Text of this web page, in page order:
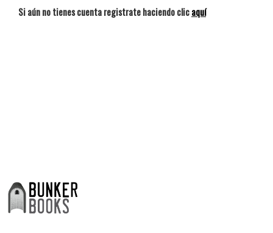
Si aún no tienes cuenta registrate haciendo clicaquí